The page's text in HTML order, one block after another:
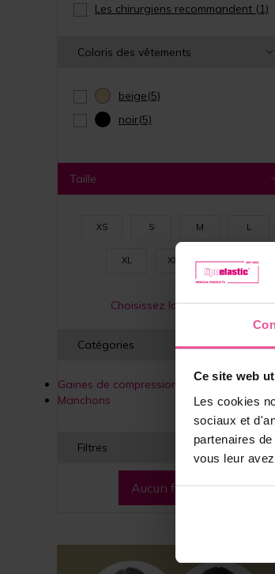
Ce site web
Les cookies
sociaux et
partenaires
vous leur
Les chirurgiens recommandent (1)
Coloris des vêtements
beige(5)
noir(5)
Taille
XS S M L
XL XXL 3XL
Choisissez la bonne taille
Catégories
Gaines de compression
Manchons
Filtres
Aucun filtre actif